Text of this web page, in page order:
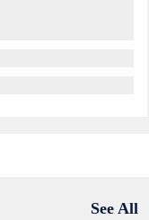
See All